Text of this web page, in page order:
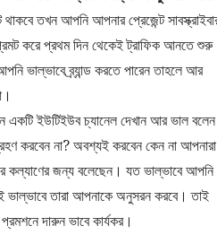
তখন আপনি আপনার প্রেজেন্ট
করে প্রথম দিন থেকেই ট্রাফিক আনতে শুরু
ভাল্ভাবে ব্র্যান্ড করতে পারেন তাহলে আর
ইউটিইউব চ্যানেল দেখান আর ভাল বলেন
করবেন না? অবশ্যই করবেন কেন না আপনারা
কল্যাণের জন্য বলেছেন। যত ভাল্ভাবে আপনি
ভাল্ভাবে তারা আপনাকে অনুসরন করবে। তাই
দারুন ভাবে কার্যকর।